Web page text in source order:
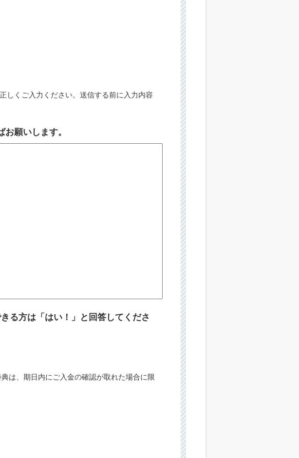
しくご入力ください。送信する前に入力内容
願いします。
る方は「はい！」と回答してくださ
は、期日内にご入金の確認が取れた場合に限